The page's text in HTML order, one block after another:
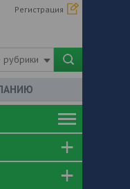
Регистрация
рубрики